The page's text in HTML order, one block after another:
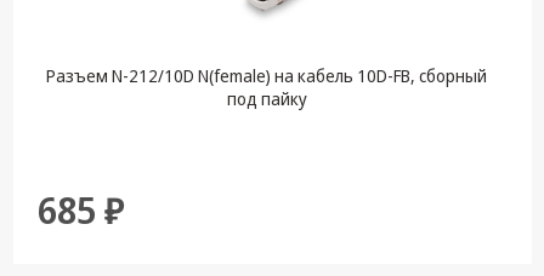
Разъем N-212/10D N(female) на кабель 10D-FB, сборный
под пайку
685 ₽